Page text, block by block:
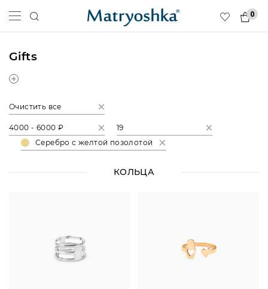
0
Gifts
Очистить все
4000 - 6000 ₽
19
Серебро с желтой позолотой
КОЛЬЦА